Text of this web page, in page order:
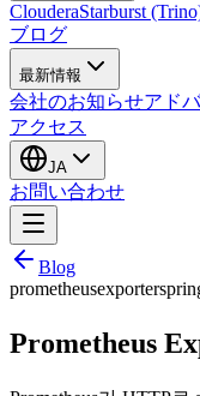
ClouderaStarburst
ブログ
最新情報
会社のお知らせアド
アクセス
JA
お問い合わせ
Blog
prometheusexporter
Prometheus